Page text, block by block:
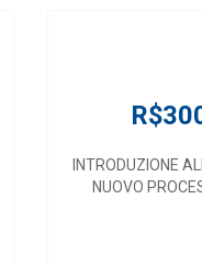
INTRODUZIONE
NUOVO